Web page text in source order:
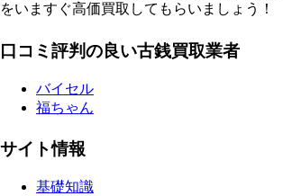
をいますぐ高価買取してもらいましょう！
口コミ評判の良い古銭買取業者
バイセル
福ちゃん
サイト情報
基礎知識